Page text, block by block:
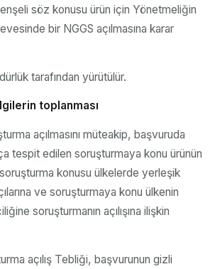
söz konusu ürün için Yönetmeliğin
bir NGGS açılmasına karar
tarafından yürütülür.
toplanması
açılmasını müteakip, başvuruda
tespit edilen soruşturmaya konu ürünün
soruşturma konusu ülkelerde yerleşik
ve soruşturmaya konu ülkenin
soruşturmanın açılışına ilişkin
açılış Tebliği, başvurunun gizli